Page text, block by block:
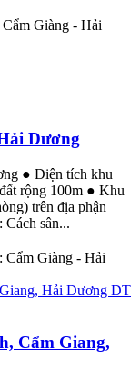
Cẩm Giàng - Hải
Dương
● Diện tích khu
rộng 100m ● Khu
trên địa phận
sân...
Cẩm Giàng - Hải
Cẩm Giang,